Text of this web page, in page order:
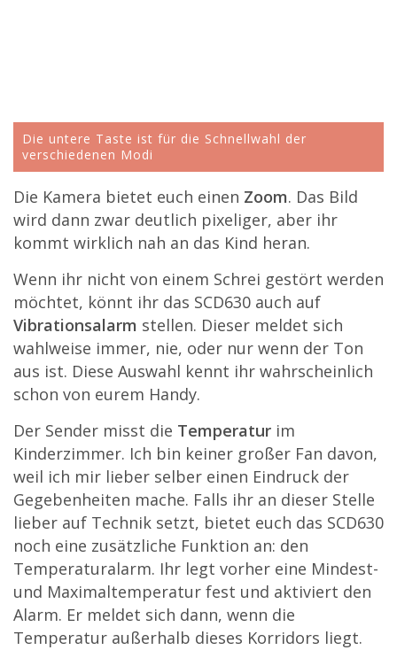
Die untere Taste ist für die Schnellwahl der
verschiedenen Modi
Die Kamera bietet euch einen Zoom. Das Bild
wird dann zwar deutlich pixeliger, aber ihr
kommt wirklich nah an das Kind heran.
Wenn ihr nicht von einem Schrei gestört werden
möchtet, könnt ihr das SCD630 auch auf
Vibrationsalarm stellen. Dieser meldet sich
wahlweise immer, nie, oder nur wenn der Ton
aus ist. Diese Auswahl kennt ihr wahrscheinlich
schon von eurem Handy.
Der Sender misst die Temperatur im
Kinderzimmer. Ich bin keiner großer Fan davon,
weil ich mir lieber selber einen Eindruck der
Gegebenheiten mache. Falls ihr an dieser Stelle
lieber auf Technik setzt, bietet euch das SCD630
noch eine zusätzliche Funktion an: den
Temperaturalarm. Ihr legt vorher eine Mindest-
und Maximaltemperatur fest und aktiviert den
Alarm. Er meldet sich dann, wenn die
Temperatur außerhalb dieses Korridors liegt.